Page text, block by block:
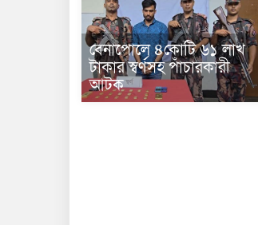
বেনাপোলে ৪কোটি ৬১ লাখ
টাকার স্বর্ণসহ পাঁচারকারী
আটক